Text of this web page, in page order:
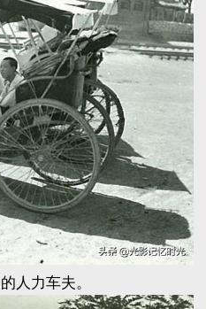
人力车夫。